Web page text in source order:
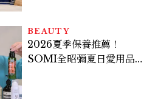
BEAUTY
2026夏季保養推薦！
SOMI全昭彌夏日愛用品公